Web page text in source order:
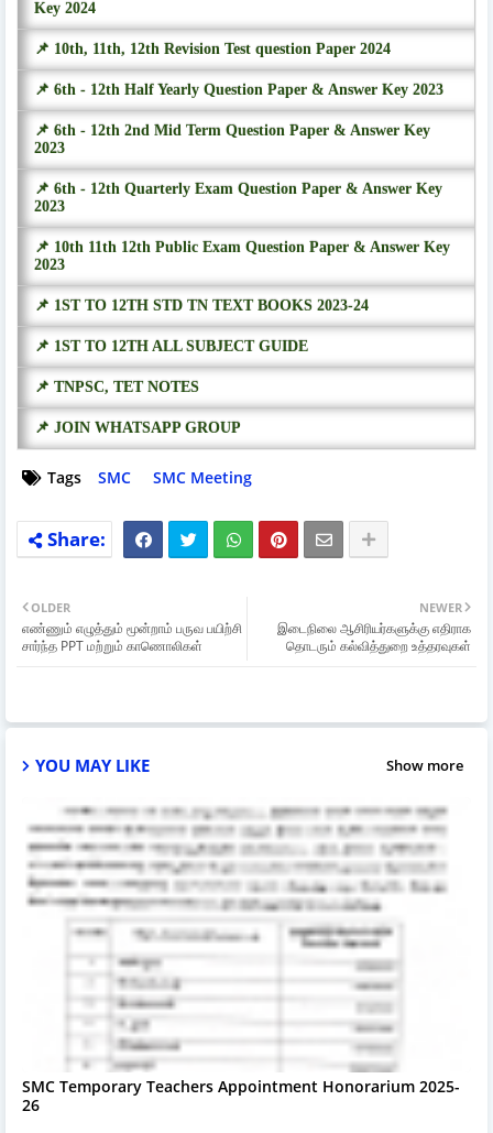
Key 2024
📌 10th, 11th, 12th Revision Test question Paper 2024
📌 6th - 12th Half Yearly Question Paper & Answer Key 2023
📌 6th - 12th 2nd Mid Term Question Paper & Answer Key
2023
📌 6th - 12th Quarterly Exam Question Paper & Answer Key
2023
📌 10th 11th 12th Public Exam Question Paper & Answer Key
2023
📌 1ST TO 12TH STD TN TEXT BOOKS 2023-24
📌 1ST TO 12TH ALL SUBJECT GUIDE
📌 TNPSC, TET NOTES
📌 JOIN WHATSAPP GROUP
Tags SMC SMC Meeting
NEWER
இடைநிலை ஆசிரியர்களுக்கு எதிராக
தொடரும் கல்வித்துறை உத்தரவுகள்
OLDER
எண்ணும் எழுத்தும் மூன்றாம் பருவ பயிற்சி
சார்ந்த PPT மற்றும் காணொலிகள்
YOU MAY LIKE Show more
SMC Temporary Teachers Appointment Honorarium 2025-
26